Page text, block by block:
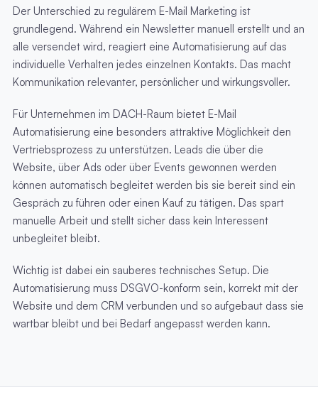
Der Unterschied zu regulärem E-Mail Marketing ist
grundlegend. Während ein Newsletter manuell erstellt und an
alle versendet wird, reagiert eine Automatisierung auf das
individuelle Verhalten jedes einzelnen Kontakts. Das macht
Kommunikation relevanter, persönlicher und wirkungsvoller.
Für Unternehmen im DACH-Raum bietet E-Mail
Automatisierung eine besonders attraktive Möglichkeit den
Vertriebsprozess zu unterstützen. Leads die über die
Website, über Ads oder über Events gewonnen werden
können automatisch begleitet werden bis sie bereit sind ein
Gespräch zu führen oder einen Kauf zu tätigen. Das spart
manuelle Arbeit und stellt sicher dass kein Interessent
unbegleitet bleibt.
Wichtig ist dabei ein sauberes technisches Setup. Die
Automatisierung muss DSGVO-konform sein, korrekt mit der
Website und dem CRM verbunden und so aufgebaut dass sie
wartbar bleibt und bei Bedarf angepasst werden kann.